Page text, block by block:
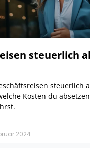
steuerlich
steuerlich
Kosten du
2024